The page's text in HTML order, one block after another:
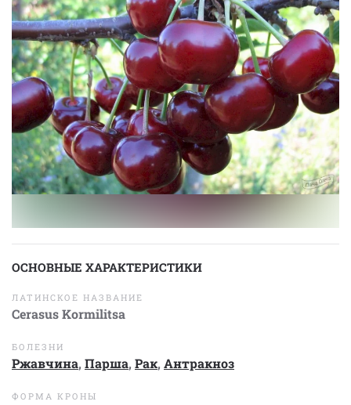
ОСНОВНЫЕ ХАРАКТЕРИСТИКИ
ЛАТИНСКОЕ НАЗВАНИЕ
Cerasus Kormilitsa
БОЛЕЗНИ
Ржавчина, Парша, Рак, Антракноз
ФОРМА КРОНЫ